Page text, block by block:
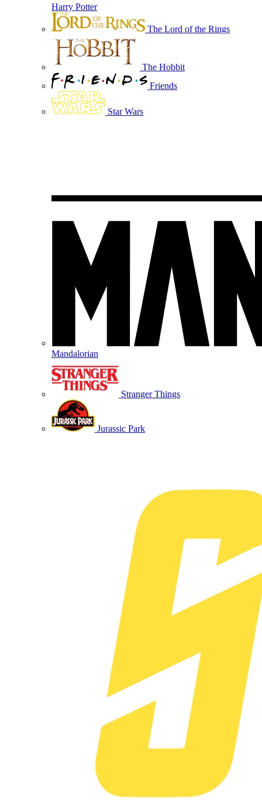
Harry Potter
The Lord of the Rings
The Hobbit
Friends
Star Wars
Mandalorian
Stranger Things
Jurassic Park